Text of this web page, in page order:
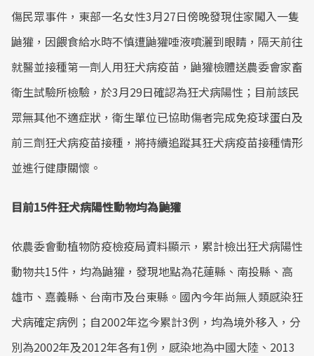
傷民眾事件，東部一名女性3月27日傍晚發現住家闖入一隻
鼬獾，因餵食給水時不慎遭鼬獾唾液噴灑到眼睛，隔天前往
就醫並接種第一劑人用狂犬病疫苗，鼬獾檢體送農委會家畜
衛生試驗所檢驗，於3月29日確認為狂犬病陽性；目前該民
眾無其他不適症狀，衛生單位已協助傷者完成免疫球蛋白及
前三劑狂犬病疫苗接種，將持續追蹤其狂犬病疫苗接種情形
並進行健康關懷。
目前15件狂犬病陽性動物均為鼬獾
依農委會動植物防疫檢疫局資料顯示，累計檢出狂犬病陽性
動物共15件，均為鼬獾，發現地點為花蓮縣、南投縣、高
雄市、嘉義縣、台南市及台東縣。國內今年尚無人類感染狂
犬病確定病例；自2002年迄今累計3例，均為境外移入，分
別為2002年及2012年各有1例，感染地為中國大陸、2013